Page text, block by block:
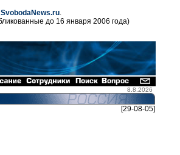
SvobodaNews.ru.
до 16 января 2006 года)
8.8.2026
[29-08-05]